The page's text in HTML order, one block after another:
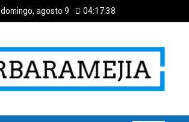
domingo, agosto 9 04:17:39